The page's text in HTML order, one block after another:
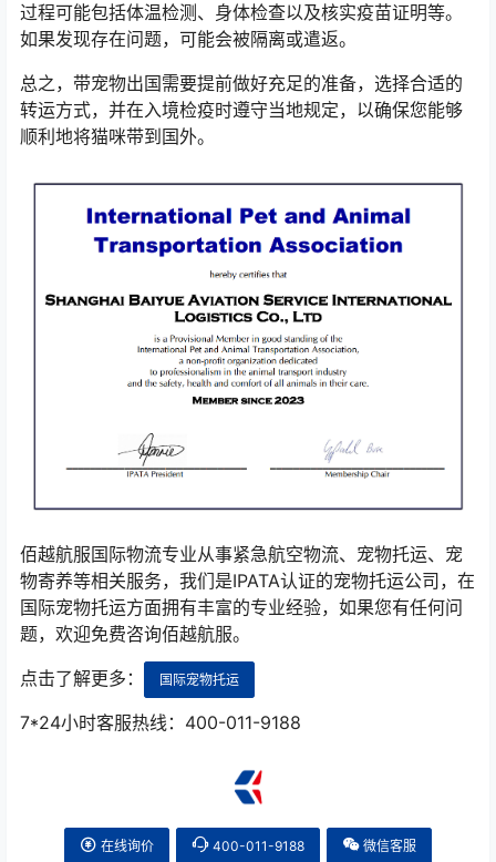
过程可能包括体温检测、身体检查以及核实疫苗证明等。
如果发现存在问题，可能会被隔离或遣返。
总之，带宠物出国需要提前做好充足的准备，选择合适的
转运方式，并在入境检疫时遵守当地规定，以确保您能够
顺利地将猫咪带到国外。
佰越航服国际物流专业从事紧急航空物流、宠物托运、宠
物寄养等相关服务，我们是IPATA认证的宠物托运公司，在
国际宠物托运方面拥有丰富的专业经验，如果您有任何问
题，欢迎免费咨询佰越航服。
点击了解更多：
国际宠物托运
7*24小时客服热线：400-011-9188
在线询价 400-011-9188 微信客服